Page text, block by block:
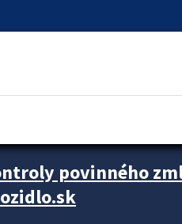
povinného